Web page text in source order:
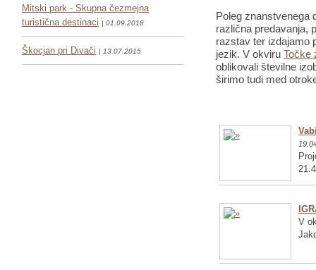
Mitski park - Skupna čezmejna
turistična destinaci | 01.09.2018
Škocjan pri Divači | 13.07.2015
Poleg znanstvenega
različna predavanja,
razstav ter izdajamo
jezik. V okviru Točke
oblikovali številne
širimo tudi med
V